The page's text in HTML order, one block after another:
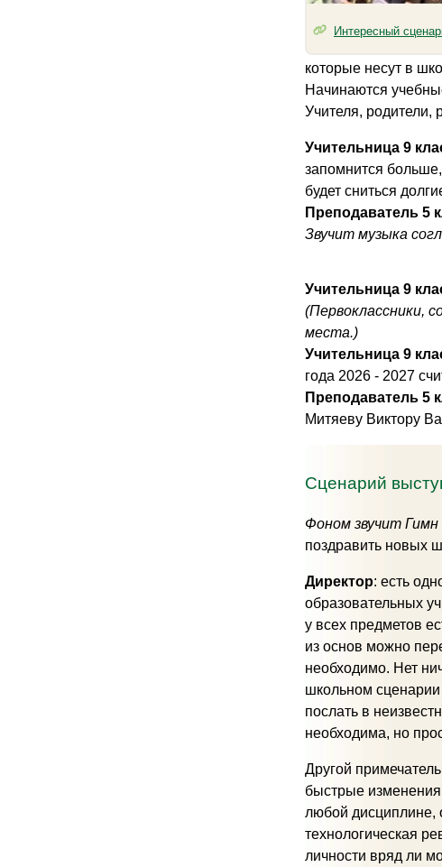
Интересный
которые несут в
Начинаются
Учителя, родители,
Учительница 9
запомнится
будет сниться
Преподаватель 5
Звучит музыка
Учительница 9
(Первоклассники,
места.)
Учительница 9
года 2026 - 2027
Преподаватель 5
Митяеву Виктору
Сценарий
Фоном звучит
поздравить новых
Директор: есть
образовательных
у всех предметов
из основ можно
необходимо. Нет
школьном сценарии
послать в
необходима, но
Другой
быстрые изменения
любой дисциплине,
технологическая
личности вряд ли